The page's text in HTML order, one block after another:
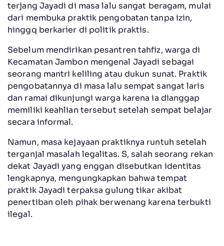
terjang Jayadi di masa lalu sangat beragam, mulai
dari membuka praktik pengobatan tanpa izin,
hinggq berkarier di politik praktis.
Sebelum mendirikan pesantren tahfiz, warga di
Kecamatan Jambon mengenal Jayadi sebagai
seorang mantri keliling atau dukun sunat. Praktik
pengobatannya di masa lalu sempat sangat laris
dan ramai dikunjungi warga karena ia dianggap
memiliki keahlian tersebut setelah sempat belajar
secara informal.
Namun, masa kejayaan praktiknya runtuh setelah
terganjal masalah legalitas. S, salah seorang rekan
dekat Jayadi yang enggan disebutkan identitas
lengkapnya, mengungkapkan bahwa tempat
praktik Jayadi terpaksa gulung tikar akibat
penertiban oleh pihak berwenang karena terbukti
ilegal.